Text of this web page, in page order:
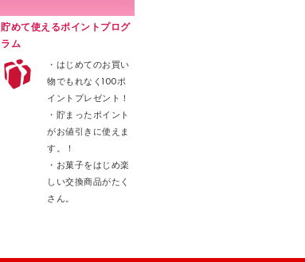
貯めて使えるポイントプログ
ラム
・はじめてのお買い
物でもれなく100ポ
イントプレゼント！
・貯まったポイント
がお値引きに使えま
す。！
・お菓子をはじめ楽
しい交換商品がたく
さん。